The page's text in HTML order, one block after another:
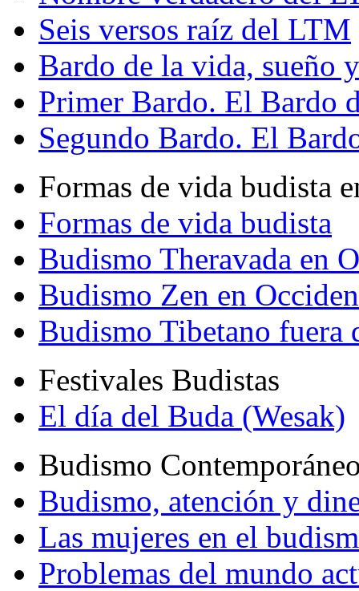
Seis versos raíz del LTM
Bardo de la vida, sueño
Primer Bardo. El Bardo
Segundo Bardo. El
Formas de vida budista
Formas de vida budista
Budismo Theravada en
Budismo Zen en
Budismo Tibetano fuera
Festivales Budistas
El día del Buda (Wesak)
Budismo
Budismo, atención y
Las mujeres en el
Problemas del mundo